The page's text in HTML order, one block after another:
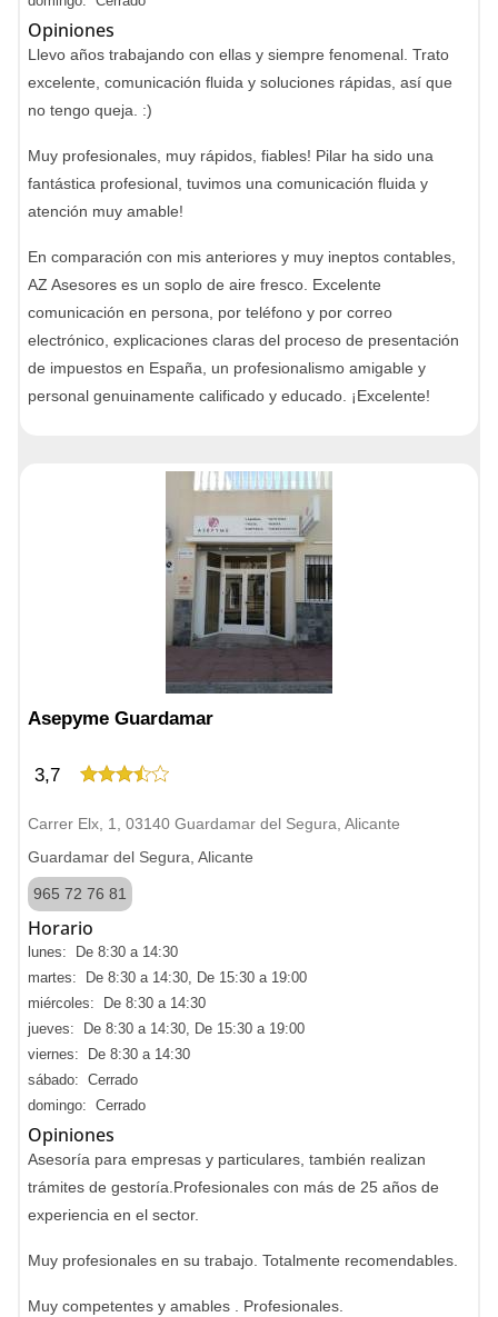
Opiniones
Llevo años trabajando con ellas y siempre fenomenal. Trato
excelente, comunicación fluida y soluciones rápidas, así que
no tengo queja. :)
Muy profesionales, muy rápidos, fiables! Pilar ha sido una
fantástica profesional, tuvimos una comunicación fluida y
atención muy amable!
En comparación con mis anteriores y muy ineptos contables,
AZ Asesores es un soplo de aire fresco. Excelente
comunicación en persona, por teléfono y por correo
electrónico, explicaciones claras del proceso de presentación
de impuestos en España, un profesionalismo amigable y
personal genuinamente calificado y educado. ¡Excelente!
Asepyme Guardamar
3,7
Carrer Elx, 1, 03140 Guardamar del Segura, Alicante
Guardamar del Segura, Alicante
965 72 76 81
Horario
lunes: De 8:30 a 14:30
martes: De 8:30 a 14:30, De 15:30 a 19:00
miércoles: De 8:30 a 14:30
jueves: De 8:30 a 14:30, De 15:30 a 19:00
viernes: De 8:30 a 14:30
sábado: Cerrado
domingo: Cerrado
Opiniones
Asesoría para empresas y particulares, también realizan
trámites de gestoría.Profesionales con más de 25 años de
experiencia en el sector.
Muy profesionales en su trabajo. Totalmente recomendables.
Muy competentes y amables . Profesionales.